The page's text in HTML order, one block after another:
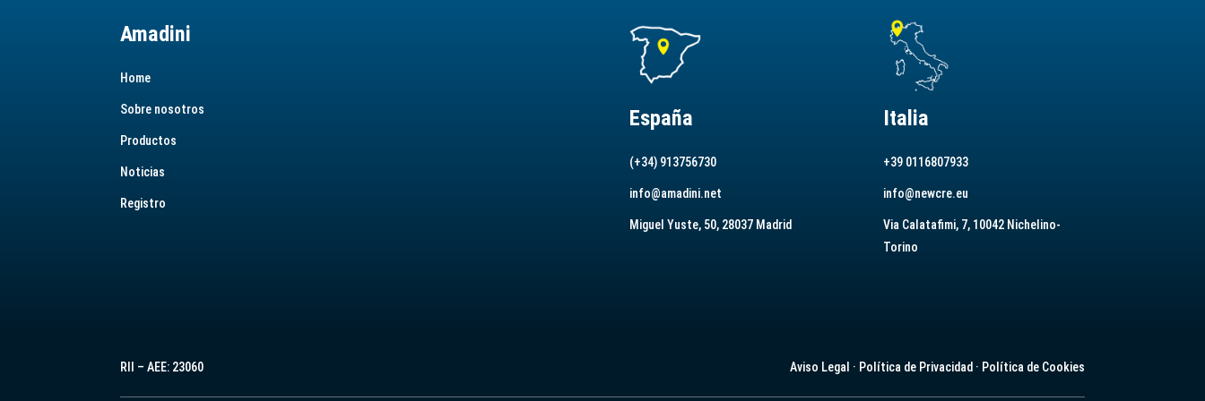
Amadini
Home
Sobre nosotros
Productos
Noticias
Registro
España
(+34) 913756730
info@amadini.net
Miguel Yuste, 50, 28037 Madrid
Italia
+39 0116807933
info@newcre.eu
Via Calatafimi, 7, 10042 Nichelino-
Torino
RII – AEE: 23060 Aviso Legal · Política de Privacidad· Política de Cookies